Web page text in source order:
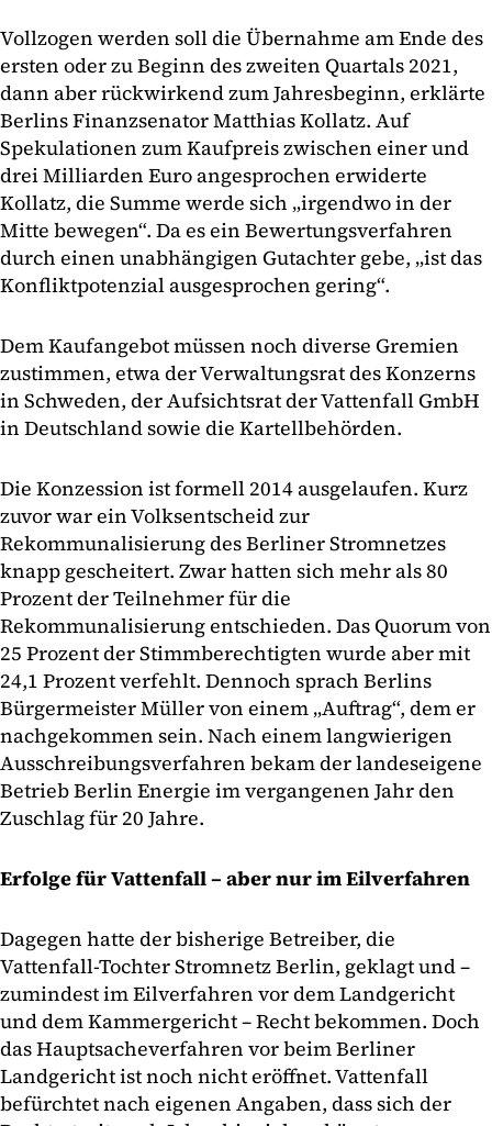
Vollzogen werden soll die Übernahme am Ende des
ersten oder zu Beginn des zweiten Quartals 2021,
dann aber rückwirkend zum Jahresbeginn, erklärte
Berlins Finanzsenator Matthias Kollatz. Auf
Spekulationen zum Kaufpreis zwischen einer und
drei Milliarden Euro angesprochen erwiderte
Kollatz, die Summe werde sich „irgendwo in der
Mitte bewegen“. Da es ein Bewertungsverfahren
durch einen unabhängigen Gutachter gebe, „ist das
Konfliktpotenzial ausgesprochen gering“.
Dem Kaufangebot müssen noch diverse Gremien
zustimmen, etwa der Verwaltungsrat des Konzerns
in Schweden, der Aufsichtsrat der Vattenfall GmbH
in Deutschland sowie die Kartellbehörden.
Die Konzession ist formell 2014 ausgelaufen. Kurz
zuvor war ein Volksentscheid zur
Rekommunalisierung des Berliner Stromnetzes
knapp gescheitert. Zwar hatten sich mehr als 80
Prozent der Teilnehmer für die
Rekommunalisierung entschieden. Das Quorum von
25 Prozent der Stimmberechtigten wurde aber mit
24,1 Prozent verfehlt. Dennoch sprach Berlins
Bürgermeister Müller von einem „Auftrag“, dem er
nachgekommen sein. Nach einem langwierigen
Ausschreibungsverfahren bekam der landeseigene
Betrieb Berlin Energie im vergangenen Jahr den
Zuschlag für 20 Jahre.
Erfolge für Vattenfall – aber nur im Eilverfahren
Dagegen hatte der bisherige Betreiber, die
Vattenfall-Tochter Stromnetz Berlin, geklagt und –
zumindest im Eilverfahren vor dem Landgericht
und dem Kammergericht – Recht bekommen. Doch
das Hauptsacheverfahren vor beim Berliner
Landgericht ist noch nicht eröffnet. Vattenfall
befürchtet nach eigenen Angaben, dass sich der